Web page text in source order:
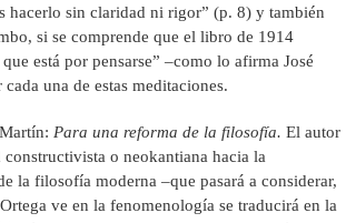
hacerlo sin claridad ni rigor” (p. 8) y también
si se comprende que el libro de 1914
está por pensarse” –como lo afirma José
una de estas meditaciones.
Para una reforma de la filosofía. El autor
o neokantiana hacia la
la filosofía moderna –que pasará a considerar,
ve en la fenomenología se traducirá en la